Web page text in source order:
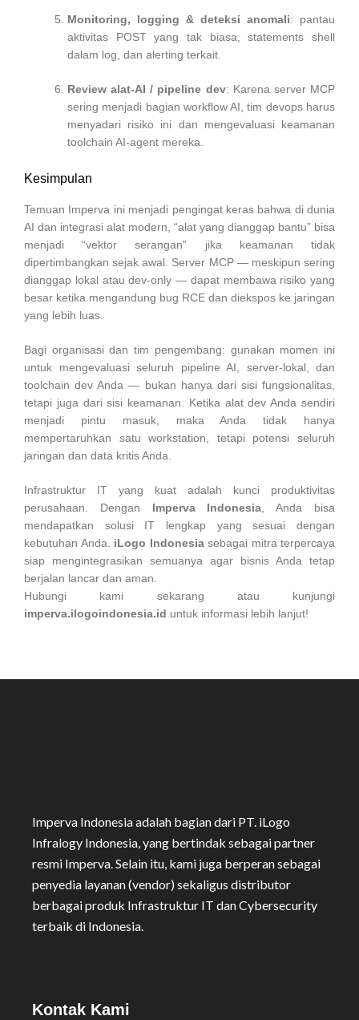
Monitoring, logging & deteksi anomali: pantau
aktivitas POST yang tak biasa, statements shell
dalam log, dan alerting terkait.
Review alat-AI / pipeline dev: Karena server MCP
sering menjadi bagian workflow AI, tim devops harus
menyadari risiko ini dan mengevaluasi keamanan
toolchain AI-agent mereka.
Kesimpulan
Temuan Imperva ini menjadi pengingat keras bahwa di dunia
AI dan integrasi alat modern, “alat yang dianggap bantu” bisa
menjadi “vektor serangan” jika keamanan tidak
dipertimbangkan sejak awal. Server MCP — meskipun sering
dianggap lokal atau dev-only — dapat membawa risiko yang
besar ketika mengandung bug RCE dan diekspos ke jaringan
yang lebih luas.
Bagi organisasi dan tim pengembang: gunakan momen ini
untuk mengevaluasi seluruh pipeline AI, server-lokal, dan
toolchain dev Anda — bukan hanya dari sisi fungsionalitas,
tetapi juga dari sisi keamanan. Ketika alat dev Anda sendiri
menjadi pintu masuk, maka Anda tidak hanya
mempertaruhkan satu workstation, tetapi potensi seluruh
jaringan dan data kritis Anda.
Infrastruktur IT yang kuat adalah kunci produktivitas
perusahaan. Dengan Imperva Indonesia, Anda bisa
mendapatkan solusi IT lengkap yang sesuai dengan
kebutuhan Anda. iLogo Indonesiasebagai mitra terpercaya
siap mengintegrasikan semuanya agar bisnis Anda tetap
berjalan lancar dan aman.
Hubungi kami sekarang atau kunjungi
imperva.ilogoindonesia.id untuk informasi lebih lanjut!
Imperva Indonesia adalah bagian dari PT. iLogo
Infralogy Indonesia, yang bertindak sebagai partner
resmi Imperva. Selain itu, kami juga berperan sebagai
penyedia layanan (vendor) sekaligus distributor
berbagai produk Infrastruktur IT dan Cybersecurity
terbaik di Indonesia.
Kontak Kami